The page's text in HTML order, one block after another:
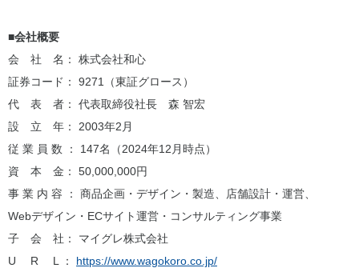
■会社概要
会 社 名： 株式会社和心
証券コード： 9271（東証グロース）
代 表 者： 代表取締役社長 森 智宏
設 立 年： 2003年2月
従 業 員 数 ： 147名（2024年12月時点）
資 本 金： 50,000,000円
事 業 内 容 ： 商品企画・デザイン・製造、店舗設計・運営、
Webデザイン・ECサイト運営・コンサルティング事業
子 会 社： マイグレ株式会社
U R L ： https://www.wagokoro.co.jp/